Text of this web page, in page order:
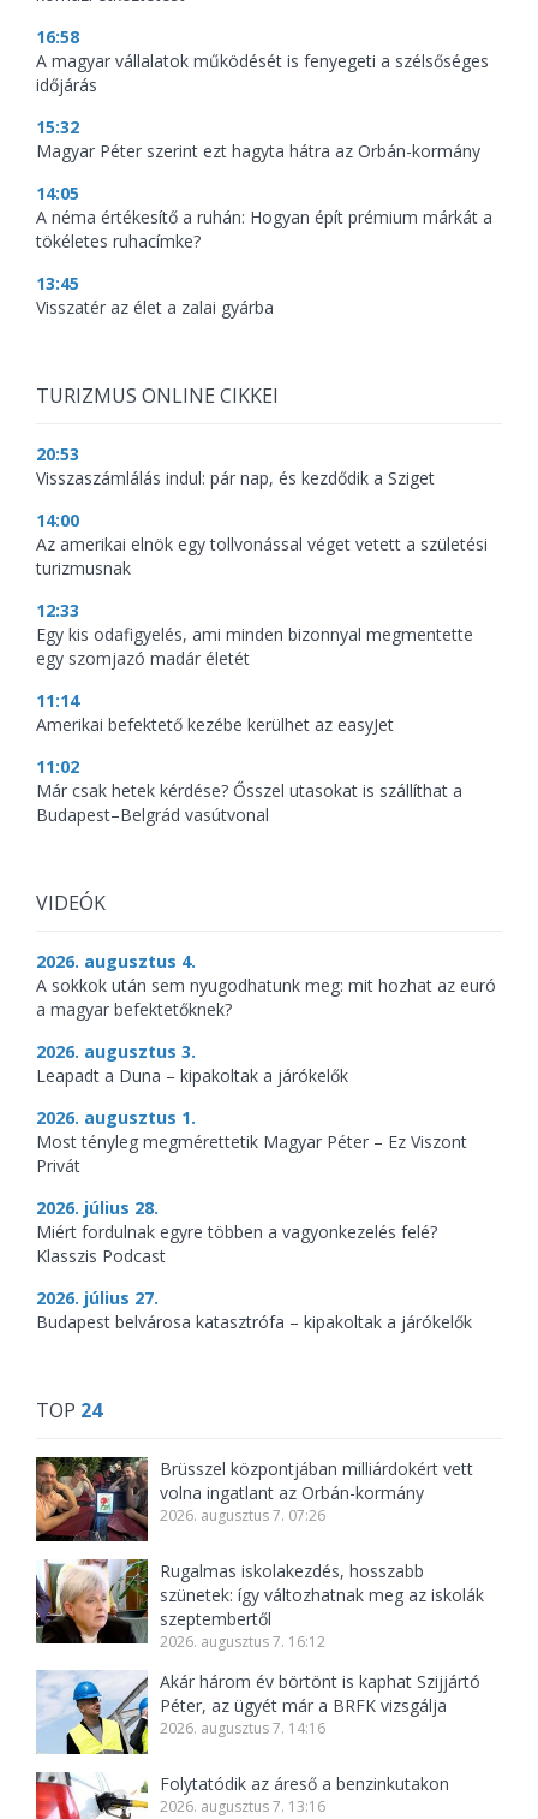
16:58
A magyar vállalatok működését is fenyegeti a szélsőséges
időjárás
15:32
Magyar Péter szerint ezt hagyta hátra az Orbán-kormány
14:05
A néma értékesítő a ruhán: Hogyan épít prémium márkát a
tökéletes ruhacímke?
13:45
Visszatér az élet a zalai gyárba
TURIZMUS ONLINE CIKKEI
20:53
Visszaszámlálás indul: pár nap, és kezdődik a Sziget
14:00
Az amerikai elnök egy tollvonással véget vetett a születési
turizmusnak
12:33
Egy kis odafigyelés, ami minden bizonnyal megmentette
egy szomjazó madár életét
11:14
Amerikai befektető kezébe kerülhet az easyJet
11:02
Már csak hetek kérdése? Ősszel utasokat is szállíthat a
Budapest–Belgrád vasútvonal
VIDEÓK
2026. augusztus 4.
A sokkok után sem nyugodhatunk meg: mit hozhat az euró
a magyar befektetőknek?
2026. augusztus 3.
Leapadt a Duna – kipakoltak a járókelők
2026. augusztus 1.
Most tényleg megmérettetik Magyar Péter – Ez Viszont
Privát
2026. július 28.
Miért fordulnak egyre többen a vagyonkezelés felé?
Klasszis Podcast
2026. július 27.
Budapest belvárosa katasztrófa – kipakoltak a járókelők
TOP 24
Brüsszel központjában milliárdokért vett
volna ingatlant az Orbán-kormány
2026. augusztus 7. 07:26
Rugalmas iskolakezdés, hosszabb
szünetek: így változhatnak meg az iskolák
szeptembertől
2026. augusztus 7. 16:12
Akár három év börtönt is kaphat Szijjártó
Péter, az ügyét már a BRFK vizsgálja
2026. augusztus 7. 14:16
Folytatódik az áreső a benzinkutakon
2026. augusztus 7. 13:16